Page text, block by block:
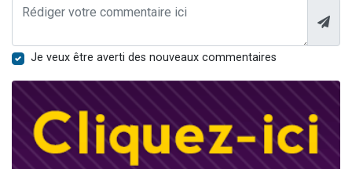
Je veux être averti des nouveaux commentaires